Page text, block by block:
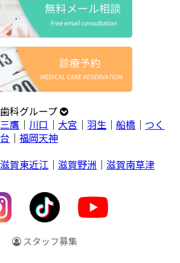
科グループ
三鷹 ｜ 川口 ｜ 大宮 ｜羽生 ｜船橋 ｜ つく
｜福岡天神
滋賀東近江 ｜滋賀野洲 ｜滋賀南草津
スタッフ募集